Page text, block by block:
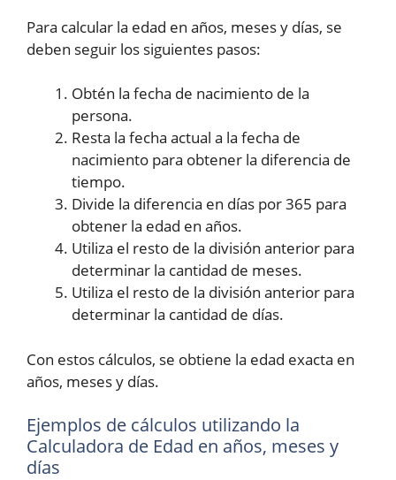
Para calcular la edad en años, meses y días, se
deben seguir los siguientes pasos:
Obtén la fecha de nacimiento de la
persona.
Resta la fecha actual a la fecha de
nacimiento para obtener la diferencia de
tiempo.
Divide la diferencia en días por 365 para
obtener la edad en años.
Utiliza el resto de la división anterior para
determinar la cantidad de meses.
Utiliza el resto de la división anterior para
determinar la cantidad de días.
Con estos cálculos, se obtiene la edad exacta en
años, meses y días.
Ejemplos de cálculos utilizando la
Calculadora de Edad en años, meses y
días